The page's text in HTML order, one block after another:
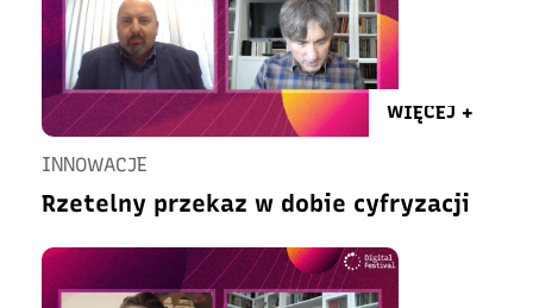
WIĘCEJ +
INNOWACJE
Rzetelny przekaz w dobie cyfryzacji